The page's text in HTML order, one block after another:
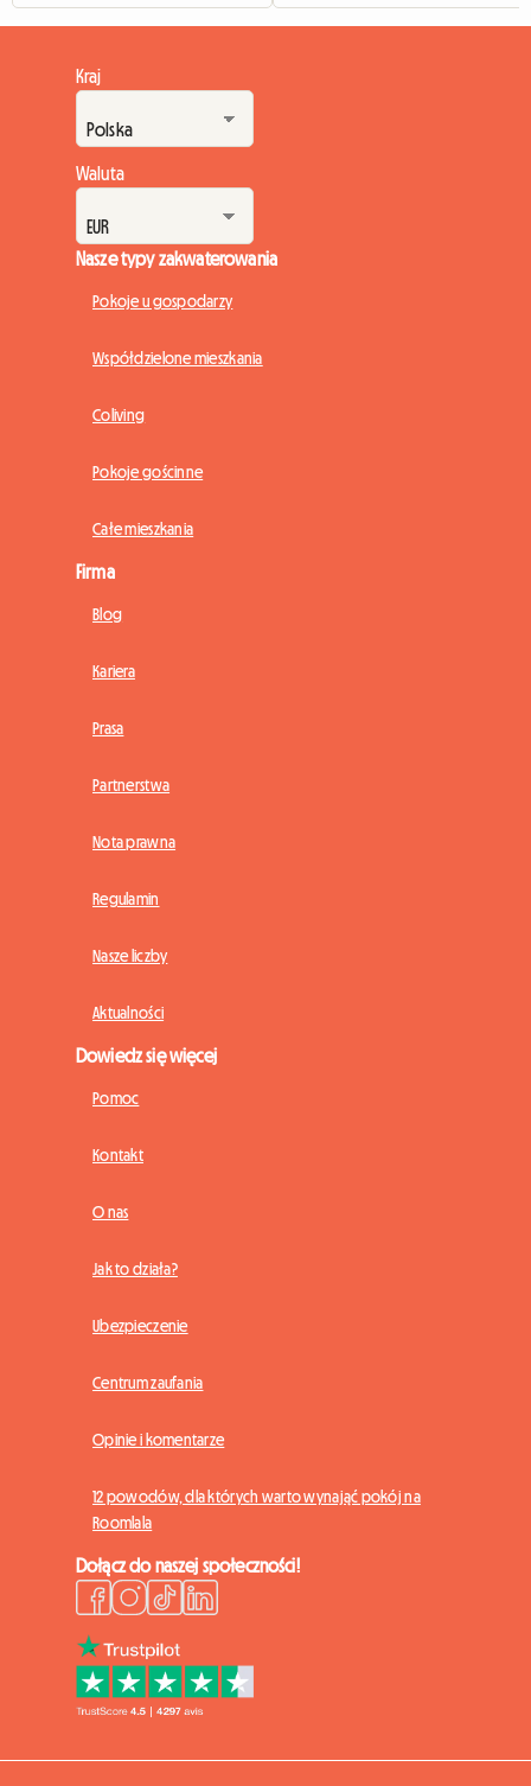
Kraj
Waluta
Nasze typy zakwaterowania
Pokoje u gospodarzy
Współdzielone mieszkania
Coliving
Pokoje gościnne
Całe mieszkania
Firma
Blog
Kariera
Prasa
Partnerstwa
Nota prawna
Regulamin
Nasze liczby
Aktualności
Dowiedz się więcej
Pomoc
Kontakt
O nas
Jak to działa?
Ubezpieczenie
Centrum zaufania
Opinie i komentarze
12 powodów, dla których warto wynająć pokój na
Roomlala
Dołącz do naszej społeczności!